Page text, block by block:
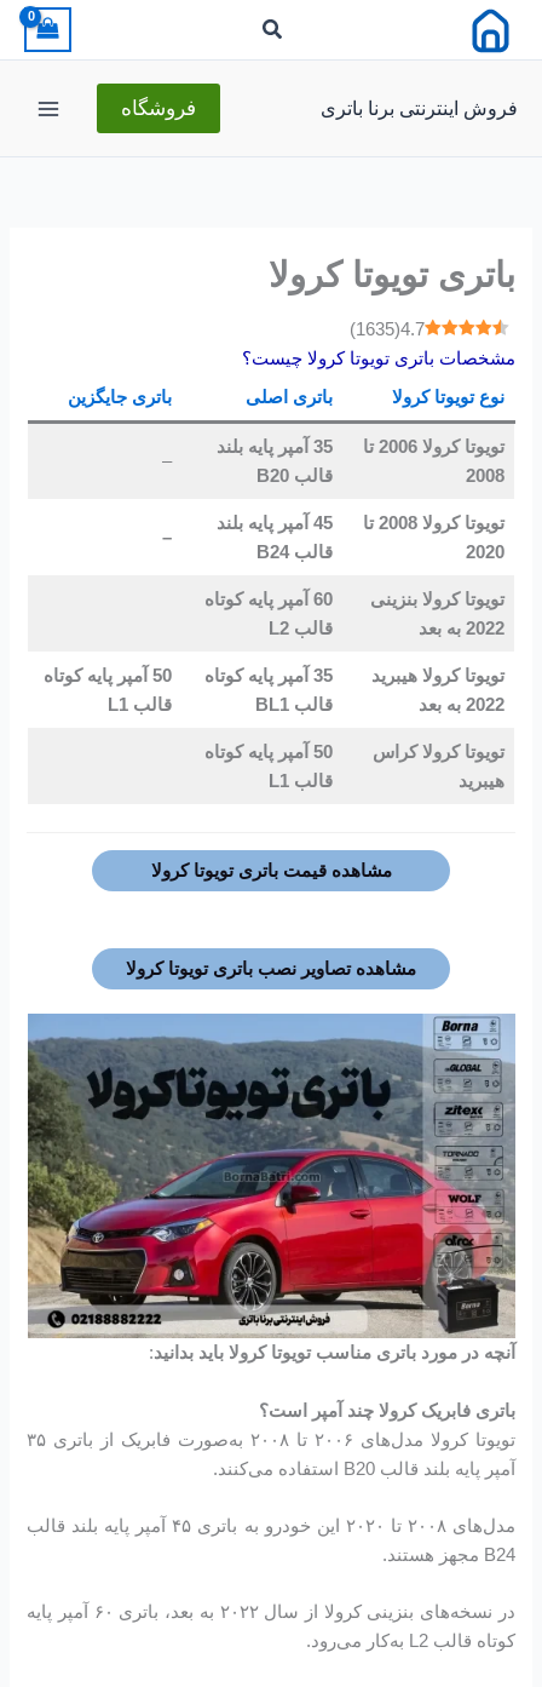
فروش اینترنتی برنا باتری فروشگاه
باتری تویوتا کرولا
4.7
(
1635
)
مشخصات باتری تویوتا کرولا چیست؟
نوع تویوتا کرولا
باتری اصلی باتری جایگزین
تویوتا کرولا 2006 تا
2008
35 آمپر پایه بلند
قالب B20
–
تویوتا کرولا 2008 تا
2020
45 آمپر پایه بلند
قالب B24
–
تویوتا کرولا بنزینی
2022 به بعد
60 آمپر پایه کوتاه
قالب L2
تویوتا کرولا هیبرید
2022 به بعد
35 آمپر پایه کوتاه
قالب BL1
50 آمپر پایه کوتاه
قالب L1
تویوتا کرولا کراس
هیبرید
50 آمپر پایه کوتاه
قالب L1
مشاهده قیمت باتری تویوتا کرولا
مشاهده تصاویر نصب باتری تویوتا کرولا
آنچه در مورد باتری مناسب تویوتا کرولا باید بدانید:
باتری فابریک کرولا چند آمپر است؟
تویوتا کرولا مدل‌های ۲۰۰۶ تا ۲۰۰۸ به‌صورت فابریک از باتری ۳۵
آمپر پایه بلند قالب B20 استفاده می‌کنند.
مدل‌های ۲۰۰۸ تا ۲۰۲۰ این خودرو به باتری ۴۵ آمپر پایه بلند قالب
B24 مجهز هستند.
در نسخه‌های بنزینی کرولا از سال ۲۰۲۲ به بعد، باتری ۶۰ آمپر پایه
کوتاه قالب L2 به‌کار می‌رود.